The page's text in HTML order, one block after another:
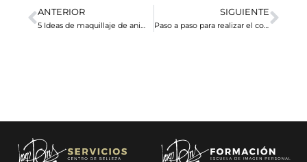
ANTERIOR
5 Ideas de maquillaje de animal para Carnaval
SIGUIENTE
Paso a paso para realizar el corte degradado definitivo